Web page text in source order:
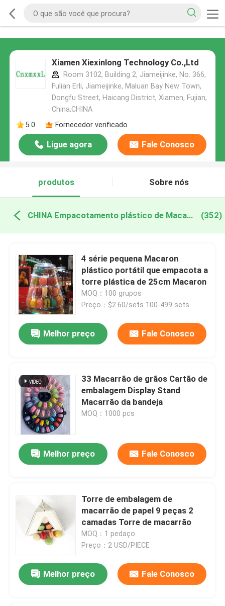
Xiamen Xiexinlong Technology Co.,Ltd
Room 3102, Building 2, Jiameijinke, No. 366,
Fulian Erli, Jiameijinke, Maluan Bay New Town,
Dongfu Street, Haicang District, Xiamen, Fujian,
China,CHINA
5.0
Fornecedor verificado
Ligue agora Fale Conosco
produtos Sobre nós
CHINA Empacotamento plástico de Macaron (352)
4 série pequena Macaron
plástico portátil que empacota a
torre plástica de 25cm Macaron
MOQ：100 grupos
Preço：$2.60/sets 100-499 sets
Melhor preço Fale Conosco
33 Macarrão de grãos Cartão de
embalagem Display Stand
Macarrão da bandeja
MOQ：1000 pcs
Melhor preço Fale Conosco
Torre de embalagem de
macarrão de papel 9 peças 2
camadas Torre de macarrão
MOQ：1 pedaço
Preço：2 USD/PIECE
Melhor preço Fale Conosco